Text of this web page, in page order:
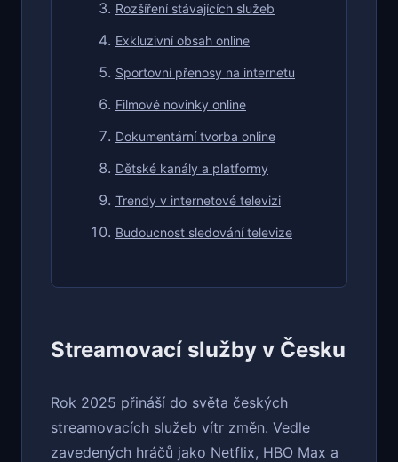
Rozšíření stávajících služeb
Exkluzivní obsah online
Sportovní přenosy na internetu
Filmové novinky online
Dokumentární tvorba online
Dětské kanály a platformy
Trendy v internetové televizi
Budoucnost sledování televize
Streamovací služby v Česku
Rok 2025 přináší do světa českých
streamovacích služeb vítr změn. Vedle
zavedených hráčů jako Netflix, HBO Max a